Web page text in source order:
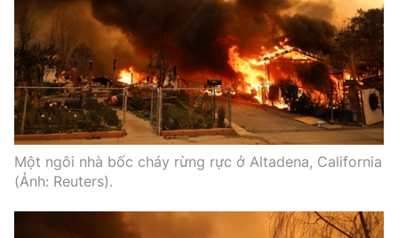
Một ngôi nhà bốc cháy rừng rực ở Altadena, California
(Ảnh: Reuters).